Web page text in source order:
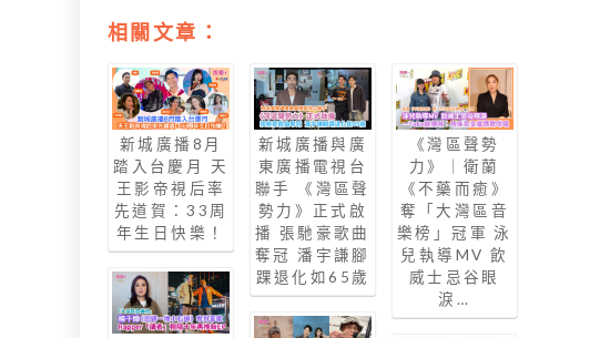
相關文章：
新城廣播8月
踏入台慶月 天
王影帝視后率
先道賀：33周
年生日快樂！
新城廣播與廣
東廣播電視台
聯手 《灣區聲
勢力》正式啟
播 張馳豪歌曲
奪冠 潘宇謙腳
踝退化如65歲
《灣區聲勢
力》｜衛蘭
《不藥而癒》
奪「大灣區音
樂榜」冠軍 泳
兒執導MV 飲
威士忌谷眼
淚…